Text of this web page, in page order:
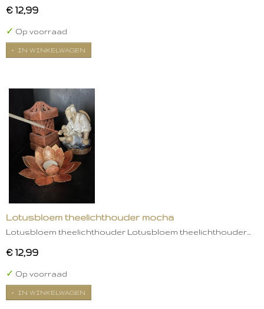
€ 12,99
✓ Op voorraad
IN WINKELWAGEN
Lotusbloem theelichthouder mocha
Lotusbloem theelichthouder Lotusbloem theelichthouder…
€ 12,99
✓ Op voorraad
IN WINKELWAGEN